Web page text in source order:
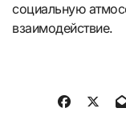
социальную
взаимодействие.